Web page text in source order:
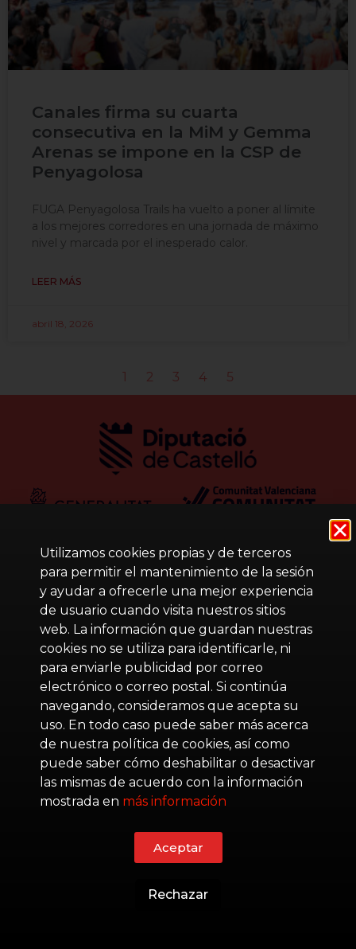
Canales firma su cuarta
consecutiva en la MiM y Gemma
Arenas se impone en la CSP de
Penyagolosa
FUGA Penyagolosa Trails ha vuelto a poner al límite
a los mejores corredores en una jornada de máximo
nivel y marcada por el inesperado calor.
LEER MÁS
abril 18, 2026
1 2 3 4 5
Utilizamos cookies propias y de terceros
para permitir el mantenimiento de la sesión
y ayudar a ofrecerle una mejor experiencia
de usuario cuando visita nuestros sitios
web. La información que guardan nuestras
cookies no se utiliza para identificarle, ni
para enviarle publicidad por correo
electrónico o correo postal. Si continúa
navegando, consideramos que acepta su
uso. En todo caso puede saber más acerca
de nuestra política de cookies, así como
puede saber cómo deshabilitar o desactivar
las mismas de acuerdo con la información
mostrada en más información
Aceptar
Rechazar